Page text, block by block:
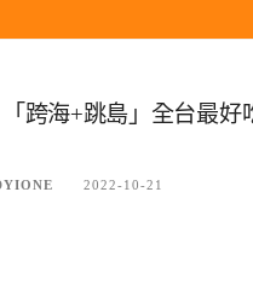
「跨海+跳島」全台最
2022-10-21